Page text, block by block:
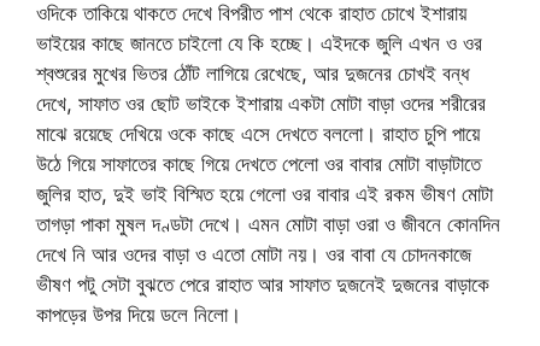
ওদিকে তাকিয়ে থাকতে দেখে বিপরীত পাশ থেকে রাহাত চোখে ইশারায়
ভাইয়ের কাছে জানতে চাইলো যে কি হচ্ছে। এইদকে জুলি এখন ও ওর
শ্বশুরের মুখের ভিতর ঠোঁট লাগিয়ে রেখেছে, আর দুজনের চোখই বন্ধ
দেখে, সাফাত ওর ছোট ভাইকে ইশারায় একটা মোটা বাড়া ওদের শরীরের
মাঝে রয়েছে দেখিয়ে ওকে কাছে এসে দেখতে বললো। রাহাত চুপি পায়ে
উঠে গিয়ে সাফাতের কাছে গিয়ে দেখতে পেলো ওর বাবার মোটা বাড়াটাতে
জুলির হাত, দুই ভাই বিস্মিত হয়ে গেলো ওর বাবার এই রকম ভীষণ মোটা
তাগড়া পাকা মুষল দণ্ডটা দেখে। এমন মোটা বাড়া ওরা ও জীবনে কোনদিন
দেখে নি আর ওদের বাড়া ও এতো মোটা নয়। ওর বাবা যে চোদনকাজে
ভীষণ পটু সেটা বুঝতে পেরে রাহাত আর সাফাত দুজনেই দুজনের বাড়াকে
কাপড়ের উপর দিয়ে ডলে নিলো।